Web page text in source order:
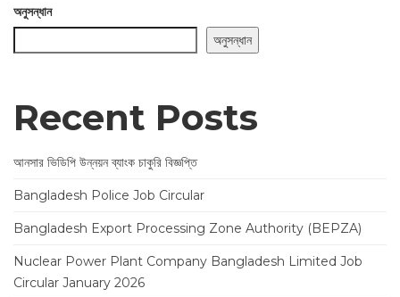
অনুসন্ধান
অনুসন্ধান
Recent Posts
আনসার ভিডিপি উন্নয়ন ব্যাংক চাকুরি বিজ্ঞপ্তি
Bangladesh Police Job Circular
Bangladesh Export Processing Zone Authority (BEPZA)
Nuclear Power Plant Company Bangladesh Limited Job
Circular January 2026